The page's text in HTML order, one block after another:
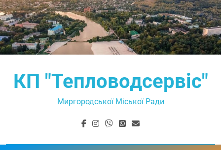
Перейти
до
вмісту
КП "Тепловодсервіс"
Миргородської Міської Ради